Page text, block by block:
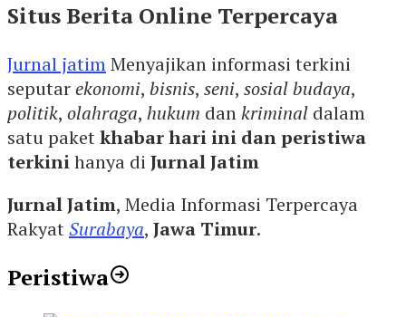
Situs Berita Online Terpercaya
Jurnal jatimMenyajikan informasi terkini
seputarekonomi, bisnis, seni, sosial budaya,
politik, olahraga, hukum dankriminal dalam
satu paketkhabar hari ini dan peristiwa
terkinihanya di Jurnal Jatim
Jurnal Jatim, Media Informasi Terpercaya
RakyatSurabaya, Jawa Timur.
Peristiwa